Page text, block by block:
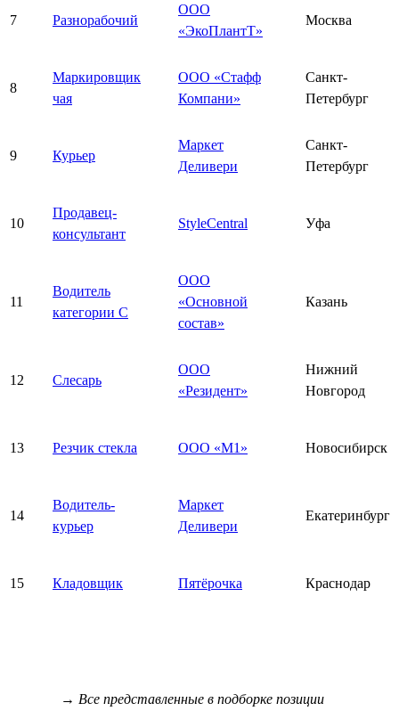
7 Разнорабочий
ООО
«ЭкоПлантТ»
Москва
8
Маркировщик
чая
ООО «Стафф
Компани»
Санкт-
Петербург
9 Курьер
Маркет
Деливери
Санкт-
Петербург
10
Продавец-
консультант
StyleCentral Уфа
11
Водитель
категории С
ООО
«Основной
состав»
Казань
12 Слесарь
ООО
«Резидент»
Нижний
Новгород
13 Резчик стекла ООО «М1» Новосибирск
14
Водитель-
курьер
Маркет
Деливери
Екатеринбург
15 Кладовщик Пятёрочка Краснодар
→ Все представленные в подборке позиции